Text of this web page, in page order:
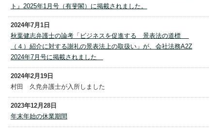
ト』2025年1月号（有斐閣）に掲載されました。
2024年7月1日
秋葉健志弁護士の論考「ビジネスを促進する 景表法の道標
（４）紹介に対する謝礼の景表法上の取扱い」が、会社法務A2Z
2024年7月号に掲載されました
2024年2月19日
村田 久尭弁護士が入所しました
2023年12月28日
年末年始の休業期間